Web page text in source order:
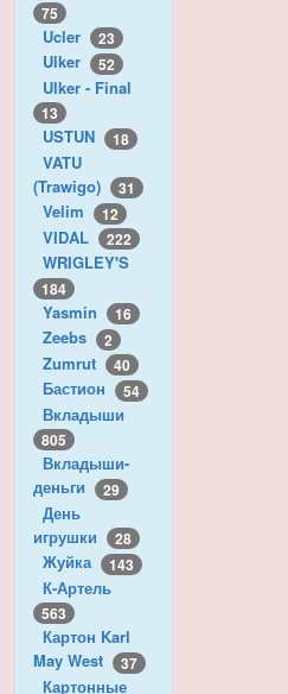
75
Ucler 23
Ulker 52
Ulker - Final
13
USTUN 18
VATU
(Trawigo)
31
Velim 12
VIDAL 222
WRIGLEY'S
184
Yasmin 16
Zeebs 2
Zumrut 40
Бастион 54
Вкладыши
805
Вкладыши-
деньги
29
День
игрушки
28
Жуйка 143
К-Артель
563
Картон Karl
May West
37
Картонные